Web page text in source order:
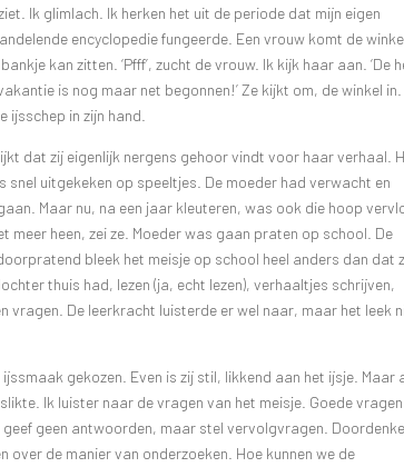
Ik glimlach. Ik herken het uit de periode dat mijn eigen
encyclopedie fungeerde. Een vrouw komt de
kan zitten. ‘Pfff’, zucht de vrouw. Ik kijk haar aan. ‘De
is nog maar net begonnen!’ Ze kijkt om, de winkel in.
in zijn hand.
dat zij eigenlijk nergens gehoor vindt voor haar verhaal.
uitgekeken op speeltjes. De moeder had verwacht en
Maar nu, na een jaar kleuteren, was ook die hoop
heen, zei ze. Moeder was gaan praten op school. De
bleek het meisje op school heel anders dan dat
thuis had, lezen (ja, echt lezen), verhaaltjes schrijven,
vragen. De leerkracht luisterde er wel naar, maar het leek
gekozen. Even is zij stil, likkend aan het ijsje. Maar
Ik luister naar de vragen van het meisje. Goede
geen antwoorden, maar stel vervolgvragen.
de manier van onderzoeken. Hoe kunnen we de